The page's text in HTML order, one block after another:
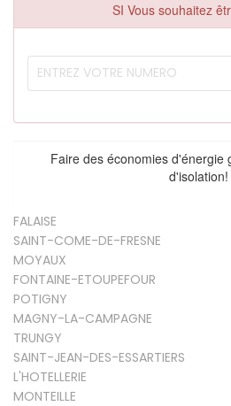
SI Vous souhaitez
Faire des économies d'énergie
d'isolation!
FALAISE
SAINT-COME-DE-FRESNE
MOYAUX
FONTAINE-ETOUPEFOUR
POTIGNY
MAGNY-LA-CAMPAGNE
TRUNGY
SAINT-JEAN-DES-ESSARTIERS
L'HOTELLERIE
MONTEILLE